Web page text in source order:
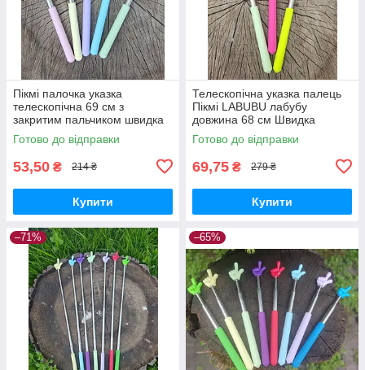
Пікмі палочка указка
телескопічна 69 см з
закритим пальчиком швидка
відправка Різні кольори
Готово до відправки
53,50 ₴ 214 ₴
Купити
Телескопічна указка палець
Пікмі LABUBU лабубу
довжина 68 см Швидка
відправка
Готово до відправки
69,75 ₴ 279 ₴
Купити
–71% –65%